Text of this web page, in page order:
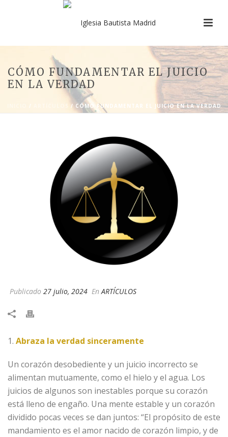
CÓMO FUNDAMENTAR EL JUICIO
EN LA VERDAD
/ / CÓMO FUNDAMENTAR EL JUICIO EN LA VERDAD
Publicado 27 julio, 2024 En ARTÍCULOS
1. Abraza la verdad sinceramente
Un corazón desobediente y un juicio incorrecto se
alimentan mutuamente, como el hielo y el agua. Los
juicios de algunos son inestables porque su corazón
está lleno de engaño. Una mente estable y un corazón
dividido pocas veces se dan juntos: “El propósito de este
mandamiento es el amor nacido de corazón limpio, y de